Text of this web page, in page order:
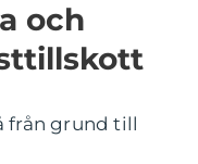
och
från grund till